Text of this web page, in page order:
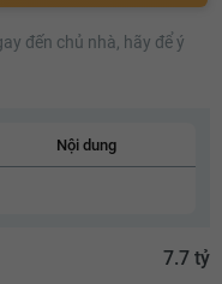
đến chủ nhà, hãy để ý
Nội dung
7.7 tỷ